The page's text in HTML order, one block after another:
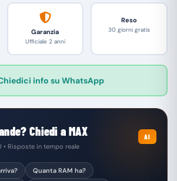
Garanzia
Ufficiale 2 anni
Reso
30 giorni gratis
info su WhatsApp
Chiedi a MAX
• Risposte in tempo reale
AI
Quanta RAM ha?